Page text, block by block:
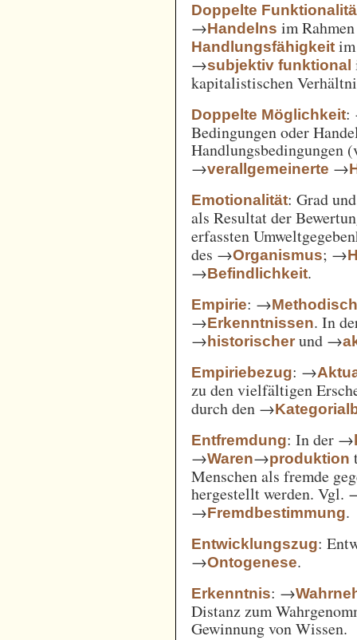
Doppelte
→Handelns im
Handlungsfähigkeit
→subjektiv funktional
kapitalistischen
Doppelte Möglichkeit:
Bedingungen oder
Handlungsbedingungen
→verallgemeinerte →
Emotionalität: Grad
als Resultat der
erfassten
des →Organismus; →
→Befindlichkeit.
Empirie: →
→Erkenntnissen. In
→historischer und →
Empiriebezug: →
zu den vielfältigen
durch den →
Entfremdung: In der →
→Waren→produktion
Menschen als fremde
hergestellt werden. Vgl.
→Fremdbestimmung.
Entwicklungszug:
→Ontogenese.
Erkenntnis: →
Distanz zum
Gewinnung von Wissen.